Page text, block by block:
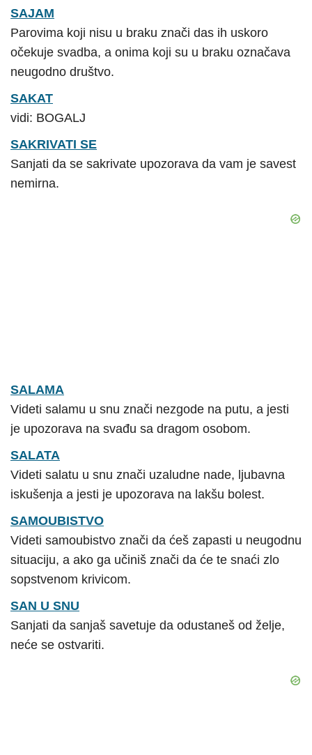
SAJAM
Parovima koji nisu u braku znači das ih uskoro
očekuje svadba, a onima koji su u braku označava
neugodno društvo.
SAKAT
vidi: BOGALJ
SAKRIVATI SE
Sanjati da se sakrivate upozorava da vam je savest
nemirna.
SALAMA
Videti salamu u snu znači nezgode na putu, a jesti
je upozorava na svađu sa dragom osobom.
SALATA
Videti salatu u snu znači uzaludne nade, ljubavna
iskušenja a jesti je upozorava na lakšu bolest.
SAMOUBISTVO
Videti samoubistvo znači da ćeš zapasti u neugodnu
situaciju, a ako ga učiniš znači da će te snaći zlo
sopstvenom krivicom.
SAN U SNU
Sanjati da sanjaš savetuje da odustaneš od želje,
neće se ostvariti.